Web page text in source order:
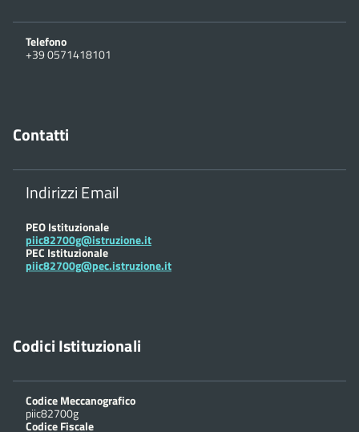
Telefono
+39 0571418101
Contatti
Indirizzi Email
PEO Istituzionale
piic82700g@istruzione.it
PEC Istituzionale
piic82700g@pec.istruzione.it
Codici Istituzionali
Codice Meccanografico
piic82700g
Codice Fiscale